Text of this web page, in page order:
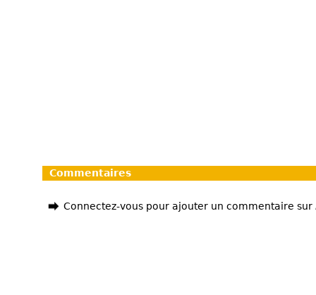
Commentaires
Connectez-vous pour ajouter un commentaire sur